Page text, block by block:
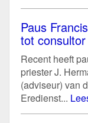
Paus
tot
Recent heeft
priester J.
(adviseur) van
Eredienst...